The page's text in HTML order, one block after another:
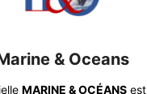
& Oceans
MARINE & OCÉANS